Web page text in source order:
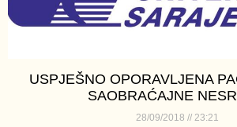
USPJEŠNO OPORAVLJENA
SAOBRAĆAJNE
28/09/2018 23:21